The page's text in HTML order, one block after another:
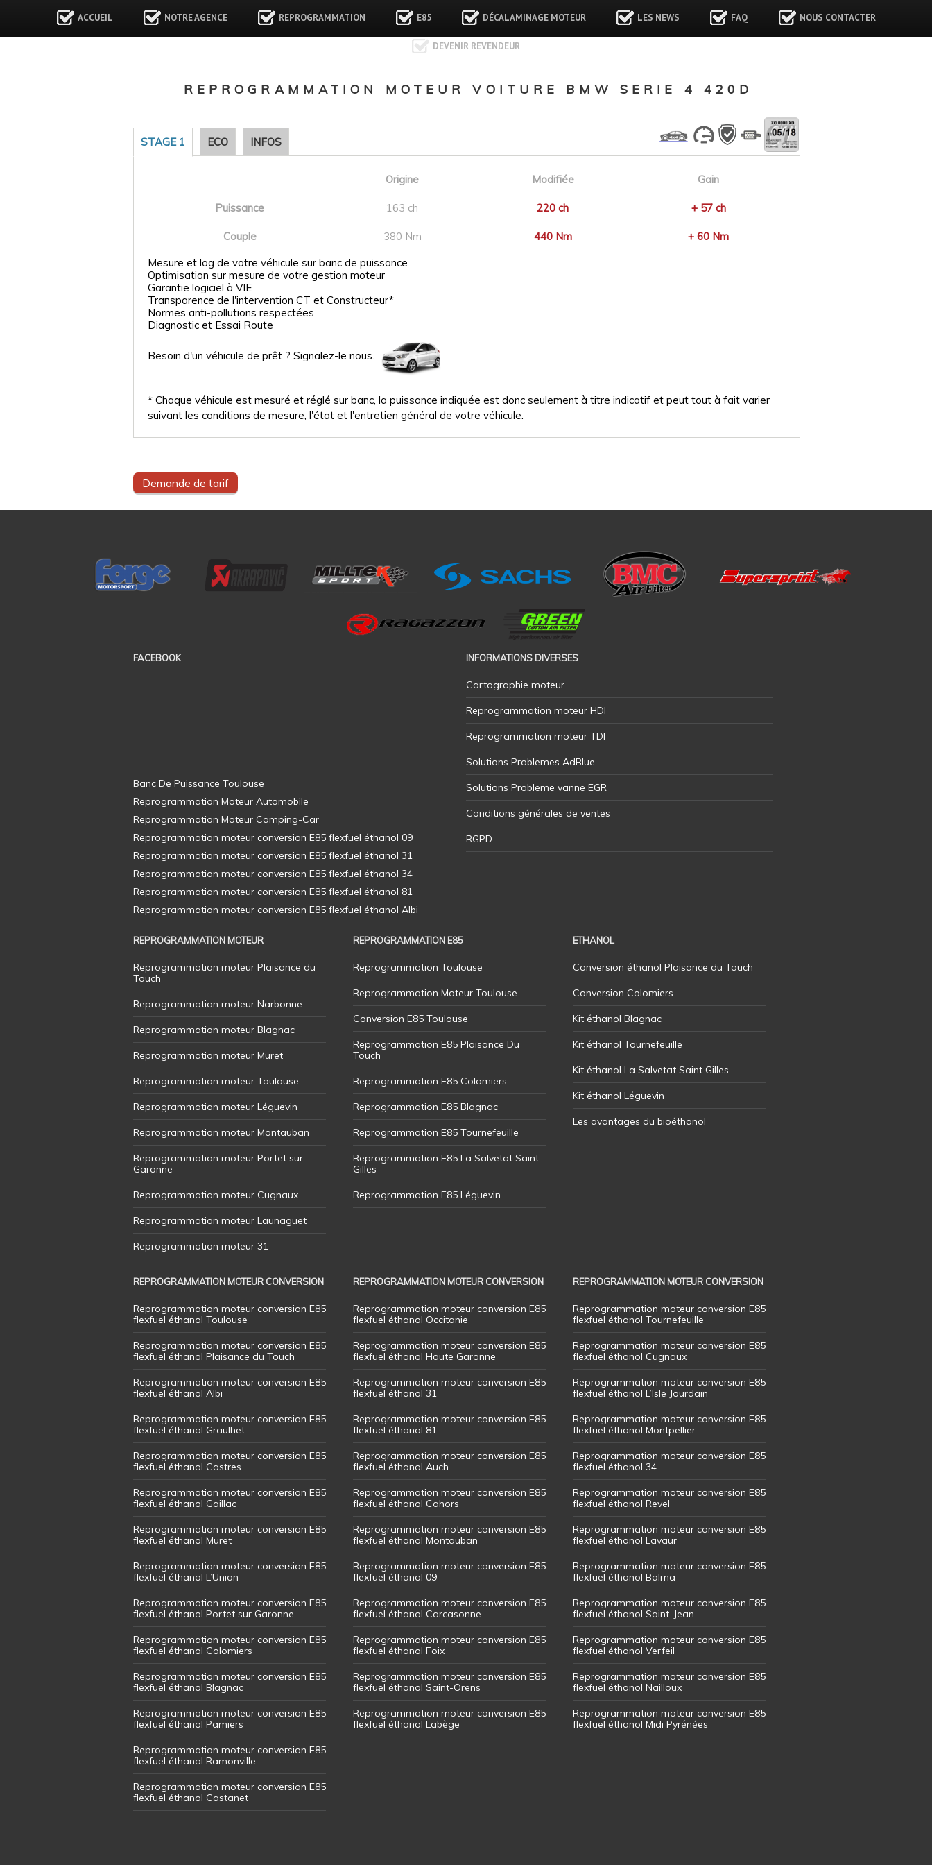
ACCUEIL NOTRE AGENCE REPROGRAMMATION E85 DÉCALAMINAGE MOTEUR LES NEWS FAQ NOUS CONTACTER
DEVENIR REVENDEUR
REPROGRAMMATION MOTEUR VOITURE BMW SERIE 4 420D
STAGE 1 ECO INFOS
Origine Modifiée Gain
Puissance 163 ch 220 ch + 57 ch
Couple 380 Nm 440 Nm
+ 60 Nm
Mesure et log de votre véhicule sur banc de puissance
Optimisation sur mesure de votre gestion moteur
Garantie logiciel à VIE
Transparence de l'intervention CT et Constructeur*
Normes anti-pollutions respectées
Diagnostic et Essai Route
Besoin d'un véhicule de prêt ? Signalez-le nous.
* Chaque véhicule est mesuré et réglé sur banc, la puissance indiquée est donc seulement à titre indicatif et peut tout à fait varier
suivant les conditions de mesure, l'état et l'entretien général de votre véhicule.
Demande de tarif
FACEBOOK INFORMATIONS DIVERSES
Cartographie moteur
Reprogrammation moteur HDI
Reprogrammation moteur TDI
Solutions Problemes AdBlue
Solutions Probleme vanne EGR
Conditions générales de ventes
RGPD
REPROGRAMMATION MOTEUR
Reprogrammation moteur Plaisance du
Touch
Reprogrammation moteur Narbonne
Reprogrammation moteur Blagnac
Reprogrammation moteur Muret
Reprogrammation moteur Toulouse
Reprogrammation moteur Léguevin
Reprogrammation moteur Montauban
Reprogrammation moteur Portet sur
Garonne
Reprogrammation moteur Cugnaux
Reprogrammation moteur Launaguet
Reprogrammation moteur 31
REPROGRAMMATION E85
Reprogrammation Toulouse
Reprogrammation Moteur Toulouse
Conversion E85 Toulouse
Reprogrammation E85 Plaisance Du
Touch
Reprogrammation E85 Colomiers
Reprogrammation E85 Blagnac
Reprogrammation E85 Tournefeuille
Reprogrammation E85 La Salvetat Saint
Gilles
Reprogrammation E85 Léguevin
ETHANOL
Conversion éthanol Plaisance du Touch
Conversion Colomiers
Kit éthanol Blagnac
Kit éthanol Tournefeuille
Kit éthanol La Salvetat Saint Gilles
Kit éthanol Léguevin
Les avantages du bioéthanol
REPROGRAMMATION MOTEUR CONVERSION
Reprogrammation moteur conversion E85
flexfuel éthanol Toulouse
Reprogrammation moteur conversion E85
flexfuel éthanol Plaisance du Touch
Reprogrammation moteur conversion E85
flexfuel éthanol Albi
Reprogrammation moteur conversion E85
flexfuel éthanol Graulhet
Reprogrammation moteur conversion E85
flexfuel éthanol Castres
Reprogrammation moteur conversion E85
flexfuel éthanol Gaillac
Reprogrammation moteur conversion E85
flexfuel éthanol Muret
Reprogrammation moteur conversion E85
flexfuel éthanol L’Union
Reprogrammation moteur conversion E85
flexfuel éthanol Portet sur Garonne
Reprogrammation moteur conversion E85
flexfuel éthanol Colomiers
Reprogrammation moteur conversion E85
flexfuel éthanol Blagnac
Reprogrammation moteur conversion E85
flexfuel éthanol Pamiers
Reprogrammation moteur conversion E85
flexfuel éthanol Ramonville
Reprogrammation moteur conversion E85
flexfuel éthanol Castanet
REPROGRAMMATION MOTEUR CONVERSION
Reprogrammation moteur conversion E85
flexfuel éthanol Occitanie
Reprogrammation moteur conversion E85
flexfuel éthanol Haute Garonne
Reprogrammation moteur conversion E85
flexfuel éthanol 31
Reprogrammation moteur conversion E85
flexfuel éthanol 81
Reprogrammation moteur conversion E85
flexfuel éthanol Auch
Reprogrammation moteur conversion E85
flexfuel éthanol Cahors
Reprogrammation moteur conversion E85
flexfuel éthanol Montauban
Reprogrammation moteur conversion E85
flexfuel éthanol 09
Reprogrammation moteur conversion E85
flexfuel éthanol Carcasonne
Reprogrammation moteur conversion E85
flexfuel éthanol Foix
Reprogrammation moteur conversion E85
flexfuel éthanol Saint-Orens
Reprogrammation moteur conversion E85
flexfuel éthanol Labège
REPROGRAMMATION MOTEUR CONVERSION
Reprogrammation moteur conversion E85
flexfuel éthanol Tournefeuille
Reprogrammation moteur conversion E85
flexfuel éthanol Cugnaux
Reprogrammation moteur conversion E85
flexfuel éthanol L’Isle Jourdain
Reprogrammation moteur conversion E85
flexfuel éthanol Montpellier
Reprogrammation moteur conversion E85
flexfuel éthanol 34
Reprogrammation moteur conversion E85
flexfuel éthanol Revel
Reprogrammation moteur conversion E85
flexfuel éthanol Lavaur
Reprogrammation moteur conversion E85
flexfuel éthanol Balma
Reprogrammation moteur conversion E85
flexfuel éthanol Saint-Jean
Reprogrammation moteur conversion E85
flexfuel éthanol Verfeil
Reprogrammation moteur conversion E85
flexfuel éthanol Nailloux
Reprogrammation moteur conversion E85
flexfuel éthanol Midi Pyrénées
Banc De Puissance Toulouse
Reprogrammation Moteur Automobile
Reprogrammation Moteur Camping-Car
Reprogrammation moteur conversion E85 flexfuel éthanol 09
Reprogrammation moteur conversion E85 flexfuel éthanol 31
Reprogrammation moteur conversion E85 flexfuel éthanol 34
Reprogrammation moteur conversion E85 flexfuel éthanol 81
Reprogrammation moteur conversion E85 flexfuel éthanol Albi